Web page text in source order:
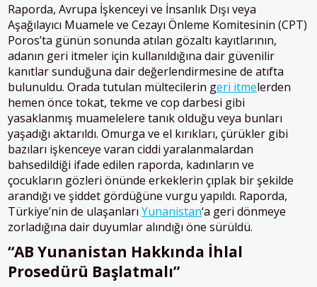
Raporda, Avrupa İşkenceyi ve İnsanlık Dışı veya
Aşağılayıcı Muamele ve Cezayı Önleme Komitesinin (CPT)
Poros’ta günün sonunda atılan gözaltı kayıtlarının,
adanın geri itmeler için kullanıldığına dair güvenilir
kanıtlar sunduğuna dair değerlendirmesine de atıfta
bulunuldu. Orada tutulan mültecilerin geri itmelerden
hemen önce tokat, tekme ve cop darbesi gibi
yasaklanmış muamelelere tanık olduğu veya bunları
yaşadığı aktarıldı. Omurga ve el kırıkları, çürükler gibi
bazıları işkenceye varan ciddi yaralanmalardan
bahsedildiği ifade edilen raporda, kadınların ve
çocukların gözleri önünde erkeklerin çıplak bir şekilde
arandığı ve şiddet gördüğüne vurgu yapıldı. Raporda,
Türkiye’nin de ulaşanları Yunanistan‘a geri dönmeye
zorladığına dair duyumlar alındığı öne sürüldü.
“AB Yunanistan Hakkında İhlal
Prosedürü Başlatmalı”